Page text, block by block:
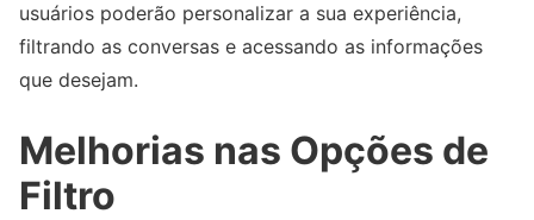
usuários poderão personalizar a sua experiência,
filtrando as conversas e acessando as informações
que desejam.
Melhorias nas Opções de
Filtro